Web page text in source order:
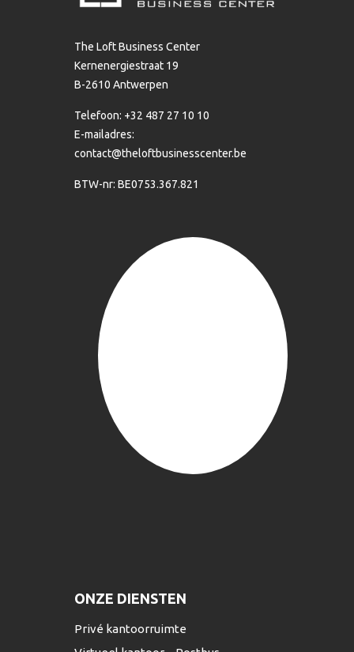
The Loft Business Center
Kernenergiestraat 19
B-2610 Antwerpen
Telefoon: +32 487 27 10 10
E-mailadres:
contact@theloftbusinesscenter.be
BTW-nr: BE0753.367.821
ONZE DIENSTEN
Privé kantoorruimte